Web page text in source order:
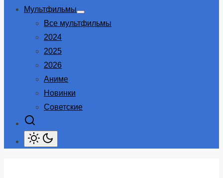
Мультфильмы
Show
sub
Все мультфильмы
2024
2025
2026
Аниме
Новинки
Советские